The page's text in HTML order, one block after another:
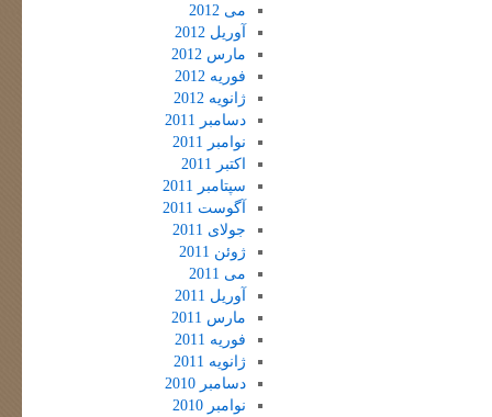
می 2012
آوریل 2012
مارس 2012
فوریه 2012
ژانویه 2012
دسامبر 2011
نوامبر 2011
اکتبر 2011
سپتامبر 2011
آگوست 2011
جولای 2011
ژوئن 2011
می 2011
آوریل 2011
مارس 2011
فوریه 2011
ژانویه 2011
دسامبر 2010
نوامبر 2010